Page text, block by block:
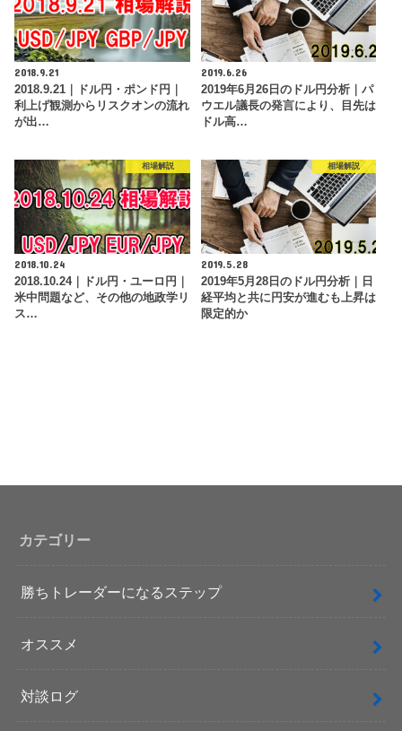
2018.9.21
2018.9.21｜ドル円・ポンド円｜
利上げ観測からリスクオンの流れ
が出…
2019.6.26
2019年6月26日のドル円分析｜パ
ウエル議長の発言により、目先は
ドル高…
相場解説
2018.10.24
2018.10.24｜ドル円・ユーロ円｜
米中問題など、その他の地政学リ
ス…
相場解説
2019.5.28
2019年5月28日のドル円分析｜日
経平均と共に円安が進むも上昇は
限定的か
カテゴリー
勝ちトレーダーになるステップ
オススメ
対談ログ